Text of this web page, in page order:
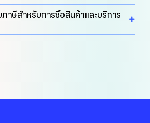
าษีสำหรับการซื้อสินค้าและบริการ